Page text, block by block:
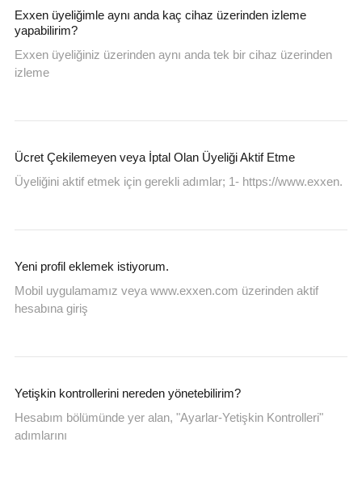
Exxen üyeliğimle aynı anda kaç cihaz üzerinden izleme
yapabilirim?
Exxen üyeliğiniz üzerinden aynı anda tek bir cihaz üzerinden
izleme
Ücret Çekilemeyen veya İptal Olan Üyeliği Aktif Etme
Üyeliğini aktif etmek için gerekli adımlar; 1- https://www.exxen.
Yeni profil eklemek istiyorum.
Mobil uygulamamız veya www.exxen.com üzerinden aktif
hesabına giriş
Yetişkin kontrollerini nereden yönetebilirim?
Hesabım bölümünde yer alan, "Ayarlar-Yetişkin Kontrolleri"
adımlarını